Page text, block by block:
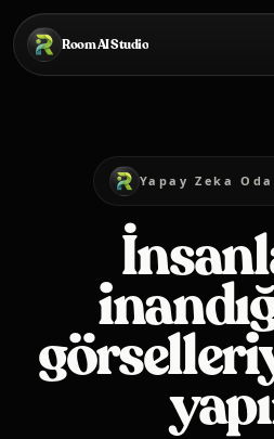
Ana içeriğe geç
Room AI Studio
Ana Sayfa
Room AI Studio
Türkçe
Yapay Zeka Oda